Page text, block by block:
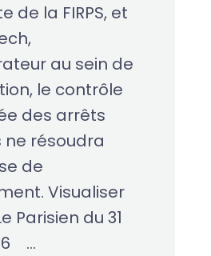
de la FIRPS, et
au sein de
le contrôle
des arrêts
résoudra
de
Visualiser
Parisien du 31
...